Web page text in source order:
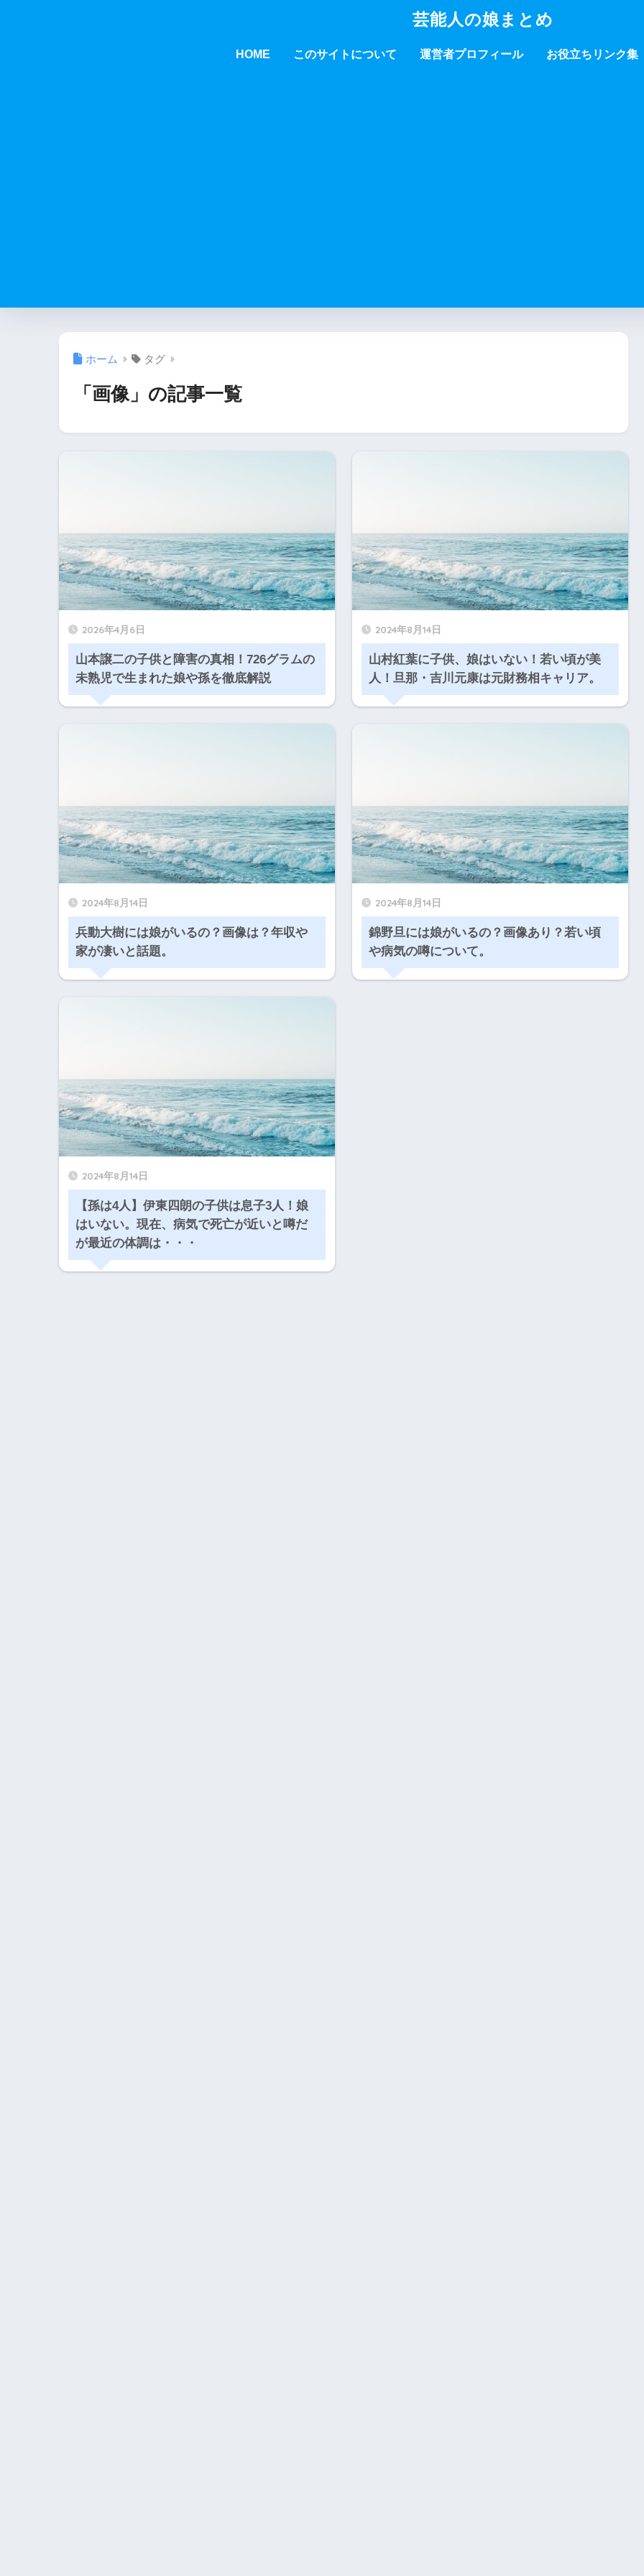
芸能人の娘まとめ
HOME このサイトについて 運営者プロフィール お役立ちリンク集
ホーム タグ
「画像」の記事一覧
2026年4月6日
山本譲二の子供と障害の真相！726グラムの
未熟児で生まれた娘や孫を徹底解説
2024年8月14日
山村紅葉に子供、娘はいない！若い頃が美
人！旦那・吉川元康は元財務相キャリア。
2024年8月14日
兵動大樹には娘がいるの？画像は？年収や
家が凄いと話題。
2024年8月14日
錦野旦には娘がいるの？画像あり？若い頃
や病気の噂について。
2024年8月14日
【孫は4人】伊東四朗の子供は息子3人！娘
はいない。現在、病気で死亡が近いと噂だ
が最近の体調は・・・